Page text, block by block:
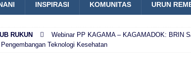
INSPIRASI KOMUNITAS URUN
RUKUN
Webinar PP KAGAMA – KAGAMADOK: BRIN
Teknologi Kesehatan